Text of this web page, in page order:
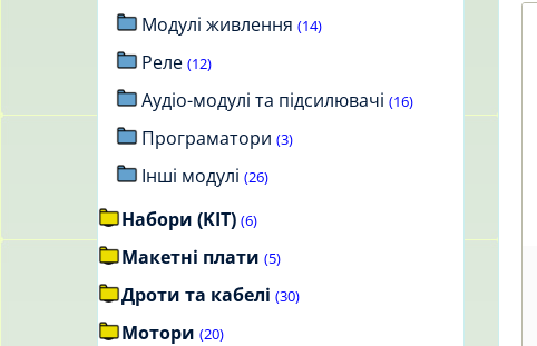
Модулі живлення (14)
Реле (12)
Аудіо-модулі та підсилювачі (16)
Програматори (3)
Інші модулі (26)
Набори (KIT) (6)
Макетні плати (5)
Дроти та кабелі (30)
Мотори (20)